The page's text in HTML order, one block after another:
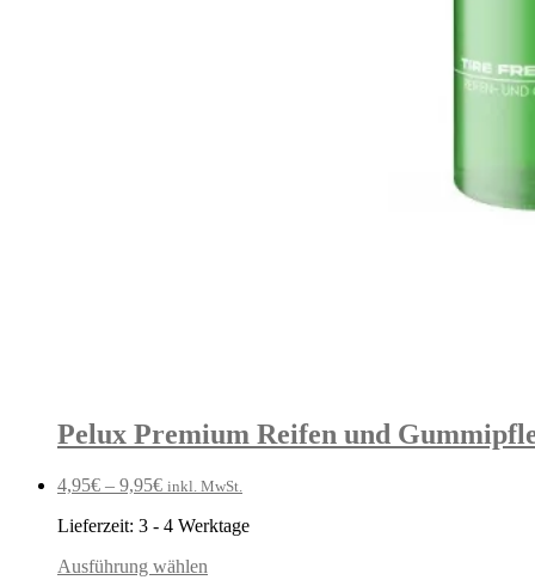
Pelux Premium Reifen und
4,95€ – 9,95€ inkl. MwSt.
Lieferzeit: 3 - 4 Werktage
Ausführung wählen